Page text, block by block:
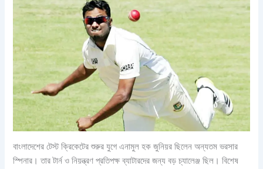
বাংলাদেশের টেস্ট ক্রিকেটের শুরুর যুগে এনামুল হক জুনিয়র ছিলেন অন্যতম ভরসার
স্পিনার। তার টার্ন ও নিয়ন্ত্রণ প্রতিপক্ষ ব্যাটারদের জন্য বড় চ্যালেঞ্জ ছিল। বিশেষ